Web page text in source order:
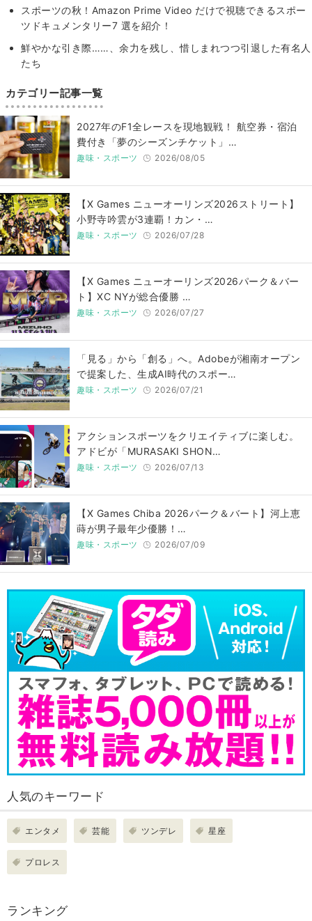
スポーツの秋！Amazon Prime Video だけで視聴できるスポー
ツドキュメンタリー7 選を紹介！
鮮やかな引き際……、余力を残し、惜しまれつつ引退した有名人
たち
カテゴリー記事一覧
2027年のF1全レースを現地観戦！ 航空券・宿泊
費付き「夢のシーズンチケット」…
趣味・スポーツ 2026/08/05
【X Games ニューオーリンズ2026ストリート】
小野寺吟雲が3連覇！カン・…
趣味・スポーツ 2026/07/28
【X Games ニューオーリンズ2026パーク＆バー
ト】XC NYが総合優勝 …
趣味・スポーツ 2026/07/27
「見る」から「創る」へ。Adobeが湘南オープン
で提案した、生成AI時代のスポー…
趣味・スポーツ 2026/07/21
アクションスポーツをクリエイティブに楽しむ。
アドビが「MURASAKI SHON…
趣味・スポーツ 2026/07/13
【X Games Chiba 2026パーク＆バート】河上恵
蒔が男子最年少優勝！…
趣味・スポーツ 2026/07/09
人気のキーワード
エンタメ 芸能 ツンデレ 星座
プロレス
ランキング